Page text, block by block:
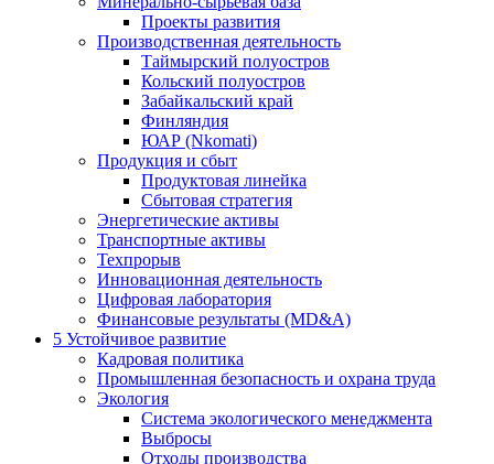
Проекты развития
Производственная деятельность
Таймырский полуостров
Кольский полуостров
Забайкальский край
Финляндия
ЮАР (Nkomati)
Продукция и сбыт
Продуктовая линейка
Сбытовая стратегия
Энергетические активы
Транспортные активы
Техпрорыв
Инновационная деятельность
Цифровая лаборатория
Финансовые результаты (MD&A)
5 Устойчивое развитие
Кадровая политика
Промышленная безопасность и охрана труда
Экология
Система экологического менеджмента
Выбросы
Отходы производства